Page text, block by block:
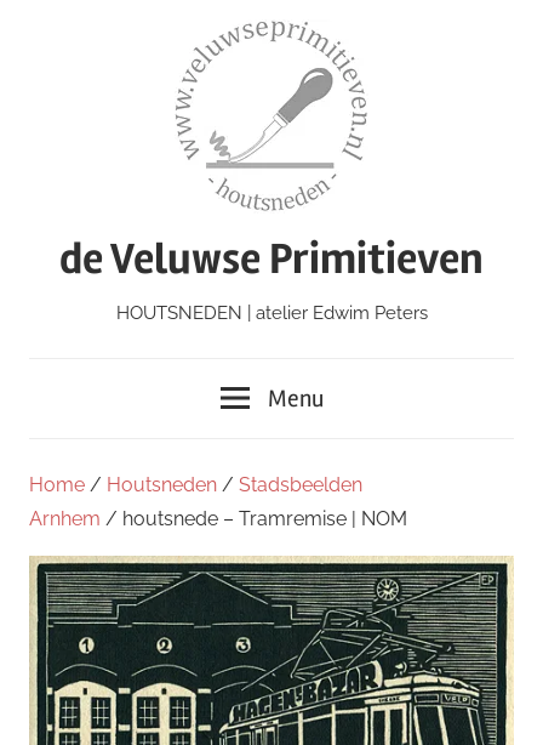
de Veluwse Primitieven
HOUTSNEDEN | atelier Edwim Peters
Menu
Home / Houtsneden / Stadsbeelden
Arnhem / houtsnede – Tramremise | NOM